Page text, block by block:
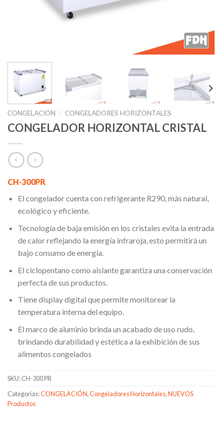
CONGELACIÓN / CONGELADORES HORIZONTALES
CONGELADOR HORIZONTAL CRISTAL
CH-300PR
El congelador cuenta con refrigerante R290, más natural,
ecológico y eficiente.
Tecnología de baja emisión en los cristales evita la entrada
de calor reflejando la energía infraroja, esto permitirá un
bajo consumo de energía.
El ciclopentano como aislante garantiza una conservación
perfecta de sus productos.
Tiene display digital que permite monitorear la
temperatura interna del equipo.
El marco de aluminio brinda un acabado de uso rudo,
brindando durabilidad y estética a la exhibición de sus
alimentos congelados
SKU:CH-300 PR
Categorías:CONGELACIÓN,Congeladores Horizontales,NUEVOS
Productos